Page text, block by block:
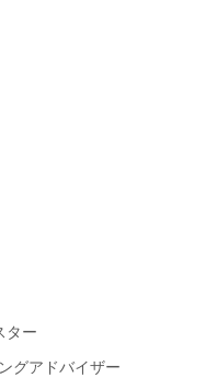
ター
グアドバイザー